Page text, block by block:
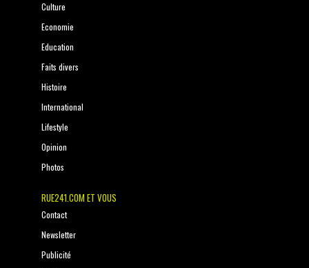
Culture
Economie
Education
Faits divers
Histoire
International
Lifestyle
Opinion
Photos
RUE241.COM ET VOUS
Contact
Newsletter
Publicité